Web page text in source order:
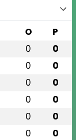
O P
0 0
0 0
0 0
0 0
0 0
0 0